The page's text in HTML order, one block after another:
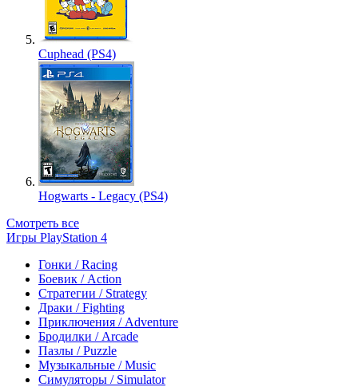
Cuphead (PS4)
Hogwarts - Legacy (PS4)
Смотреть все
Игры PlayStation 4
Гонки / Racing
Боевик / Action
Стратегии / Strategy
Драки / Fighting
Приключения / Adventure
Бродилки / Arcade
Пазлы / Puzzle
Музыкальные / Music
Симуляторы / Simulator